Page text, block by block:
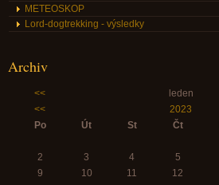
METEOSKOP
Lord-dogtrekking - výsledky
Archiv
<< leden
<<
2023
Po
Út St Čt
2
3 4 5
9
10 11 12